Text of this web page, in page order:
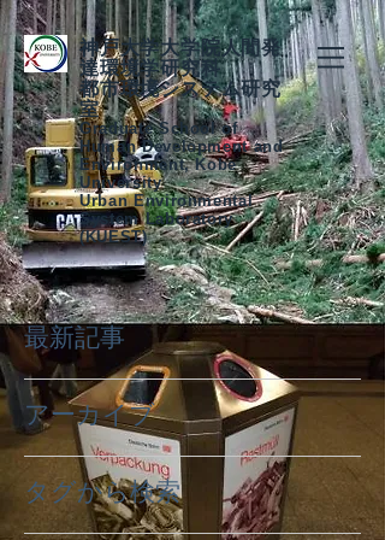
神戸大学大学院人間発
達環境学研究科
都市環境システム研究
室
Graduate School of
Human Development and
Environment, Kobe
University
Urban Environmental
System Laboratory
(KUEST)
最新記事
アーカイブ
タグから検索